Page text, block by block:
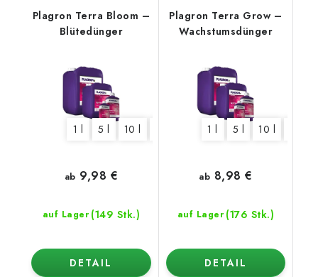
Plagron Terra Bloom –
Blütedünger
1 l 5 l 10 l
auf Lager (149 Stk.)
ab 9,98 €
DETAIL
Plagron Terra Grow –
Wachstumsdünger
1 l 5 l 10 l
auf Lager (176 Stk.)
ab 8,98 €
DETAIL